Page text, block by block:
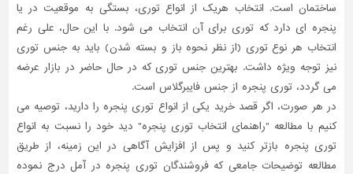
ساختمان است. انتخاب هریک از انواع توری، بستگی به موقعیت در یا
پنجره ای دارد که توری برای آن انتخاب می شود. با این حال، علی رغم
انتخاب هر نوع توری (از نظر نحوه باز و بسته شدن) باید به جنس توری
نیز توجه ویژه داشت. بهترین جنس توری که در حال حاضر در بازار عرضه
می گردد، توری پنجره از جنس فایبرگلاس است.
در هر صورت، اگر قصد خرید یکی از انواع توری پنجره را دارید، توصیه می
کنیم با مطالعه "راهنمای انتخاب توری پنجره" دید خود را نسبت به انواع
توری پنجره بازتر کنید و پس از افزایش آگاهی در این زمینه، از طریق
مطالعه توضیحات جامعی که فروشندگان توری پنجره در آمل درج نموده